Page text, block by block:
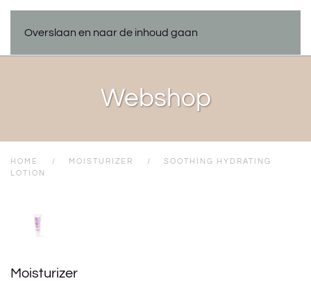
Overslaan en naar de inhoud gaan
Webshop
HOME MOISTURIZER
SOOTHING HYDRATING
LOTION
Moisturizer